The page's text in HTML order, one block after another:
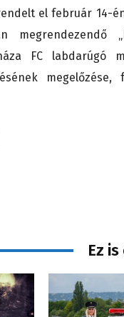
el február 14-
FC labdarúgó
megelőzése,
Ez